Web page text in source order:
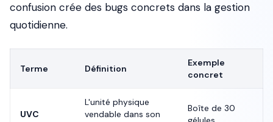
confusion crée des bugs concrets dans la gestion
quotidienne.
Terme Définition
Exemple
concret
UVC
L'unité physique
vendable dans son
Boîte de 30